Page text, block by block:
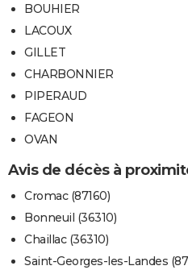
BOUHIER
LACOUX
GILLET
CHARBONNIER
PIPERAUD
FAGEON
OVAN
Avis de décès à
Cromac (87160)
Bonneuil (36310)
Chaillac (36310)
Saint-Georges-les-Landes